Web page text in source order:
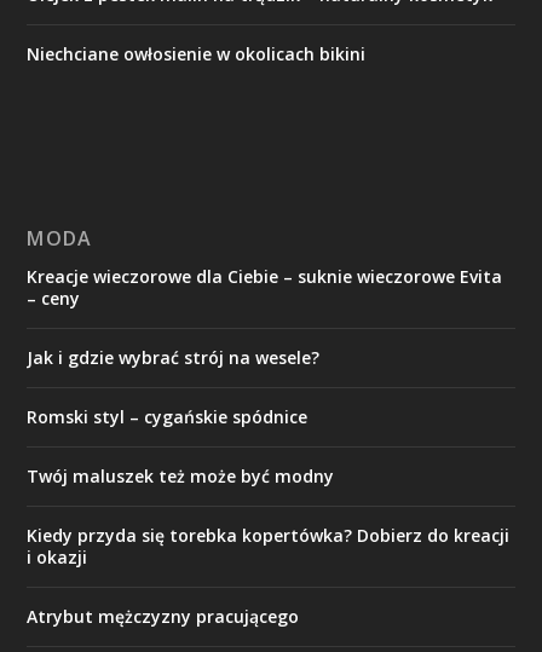
Niechciane owłosienie w okolicach bikini
MODA
Kreacje wieczorowe dla Ciebie – suknie wieczorowe Evita
– ceny
Jak i gdzie wybrać strój na wesele?
Romski styl – cygańskie spódnice
Twój maluszek też może być modny
Kiedy przyda się torebka kopertówka? Dobierz do kreacji
i okazji
Atrybut mężczyzny pracującego